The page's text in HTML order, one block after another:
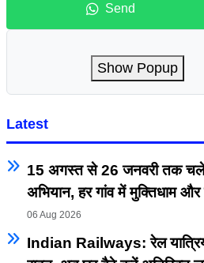
Send
Show Popup
Latest
15 अगस्त से 26 जनवरी तक
अभियान, हर गांव में मुक्तिधाम और
के लिए स्कूलों में बनेगा शौचालय
06 Aug 2026
Indian Railways: रेल